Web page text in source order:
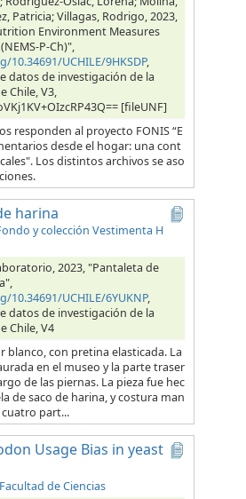
Patricia; Villagas, Rodrigo, 2023,
Environment Measures
P-Ch)",
UCHILE/9HKSDP,
datos de investigación de la
Chile, V3,
[fileUNF]
responden al proyecto FONIS “E
desde el hogar: una cont
Los distintos archivos se aso
harina
y colección Vestimenta H
2023, "Pantaleta de
UCHILE/6YUKNP,
datos de investigación de la
Chile, V4
blanco, con pretina elasticada. La
en el museo y la parte traser
de las piernas. La pieza fue hec
de saco de harina, y costura man
part...
Usage Bias in yeast
Facultad de Ciencias